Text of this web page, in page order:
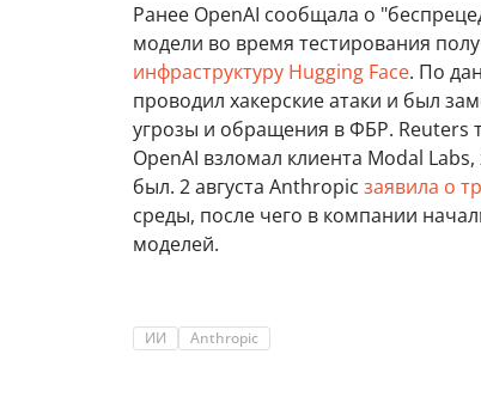
Ранее OpenAI сообщала о
модели во время тестирования
инфраструктуру Hugging Face. По
проводил хакерские атаки и был
угрозы и обращения в ФБР. Reuters
OpenAI взломал клиента Modal
был. 2 августа Anthropic заявила о
среды, после чего в компании
моделей.
ИИ Anthropic